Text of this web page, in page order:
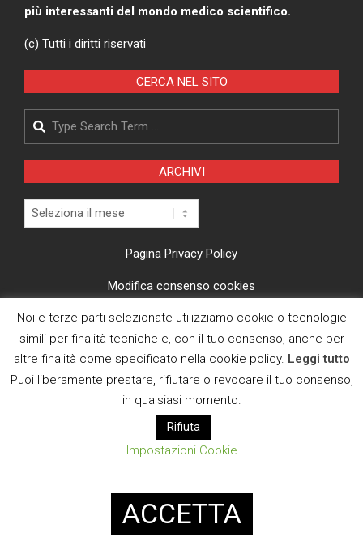
più interessanti del mondo medico scientifico.
(c) Tutti i diritti riservati
CERCA NEL SITO
Search
ARCHIVI
Archivi
Pagina Privacy Policy
Modifica consenso cookies
CI TROVI ANCHE SU
E MAIL
Designed usingMagazine News Byte. Powered by
Noi e terze parti selezionate utilizziamo cookie o tecnologie
simili per finalità tecniche e, con il tuo consenso, anche per
altre finalità come specificato nella cookie policy. Leggi tutto
Puoi liberamente prestare, rifiutare o revocare il tuo consenso,
in qualsiasi momento.
Rifiuta
Impostazioni Cookie
ACCETTA